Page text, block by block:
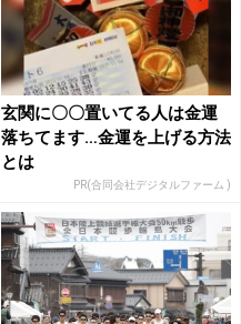
玄関に〇〇置いてる人は金運
落ちてます…金運を上げる方法
とは
PR(合同会社デジタルファーム )